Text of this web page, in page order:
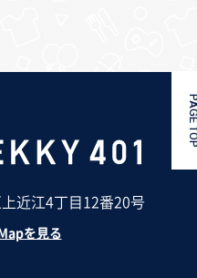
近江4丁目12番20号
を見る